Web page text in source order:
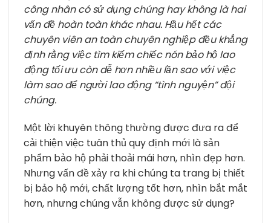
công nhân có sử dụng chúng hay không là hai
vấn đề hoàn toàn khác nhau. Hầu hết các
chuyên viên an toàn chuyên nghiệp đều khẳng
định rằng việc tìm kiếm chiếc nón bảo hộ lao
động tối ưu còn dễ hơn nhiều lần sao với việc
làm sao để người lao động “tình nguyện” đội
chúng.
Một lời khuyên thông thường được đưa ra để
cải thiện việc tuân thủ quy định mới là sản
phẩm bảo hộ phải thoải mái hơn, nhìn đẹp hơn.
Nhưng vấn đề xảy ra khi chúng ta trang bị thiết
bị bảo hộ mới, chất lượng tốt hơn, nhìn bắt mắt
hơn, nhưng chúng vẫn không được sử dụng?